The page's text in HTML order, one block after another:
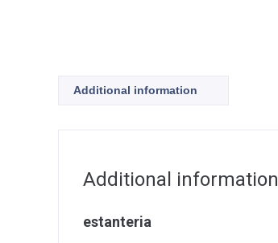
Additional information
Additional information
estanteria